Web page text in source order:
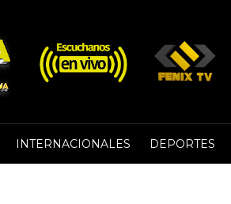
INTERNACIONALES DEPORTES